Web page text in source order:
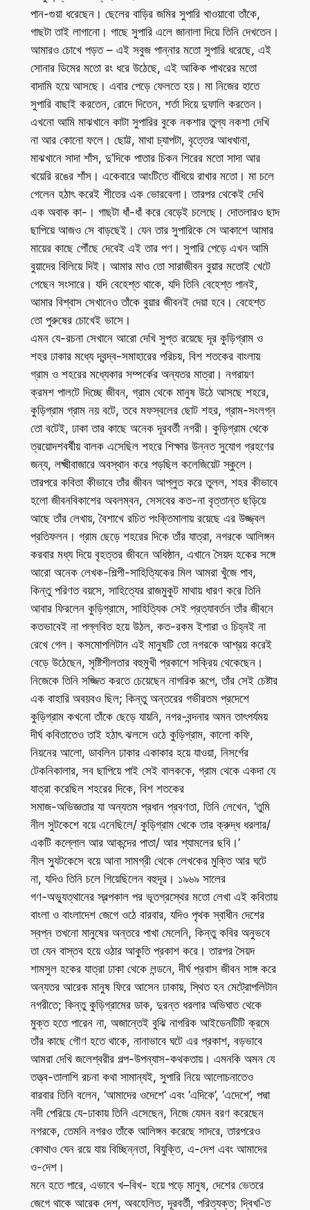
পান-গুয়া ধরেছেন। ছেলের বাড়ির জমির সুপারি খাওয়াবো তাঁকে,
গাছটা তাই লাগানো। গাছে সুপারি এলে জানালা দিয়ে তিনি দেখতেন।
আমারও চোখে পড়ত – এই সবুজ পান্নার মতো সুপারি ধরেছে, এই
সোনার ডিমের মতো রং ধরে উঠেছে, এই আকিক পাথরের মতো
বাদামি হয়ে আসছে। এবার পেড়ে ফেলতে হয়। মা নিজের হাতে
সুপারি বাছাই করতেন, রোদে দিতেন, শর্তা দিয়ে দুফালি করতেন।
এখনো আমি মাঝখানে কাটা সুপারির বুকে নকশার তুল্য নকশা দেখি
না আর কোনো ফলে। ছোট্ট, মাথা চ্যাপটা, বৃত্তের আধখানা,
মাঝখানে সাদা শাঁস, দু’দিকে পাতার চিকন শিরের মতো সাদা আর
খয়েরি রঙের শাঁস। একেবারে আংটিতে বাঁধিয়ে রাখার মতো। মা চলে
গেলেন হঠাৎ করেই শীতের এক ভোরবেলা। তারপর থেকেই দেখি
এক অবাক কা-। গাছটা ধাঁ-ধাঁ করে বেড়েই চলেছে। দোতলারও ছাদ
ছাপিয়ে আজও সে বাড়ছেই। যেন তার সুপারিকে সে আকাশে আমার
মায়ের কাছে পৌঁছে দেবেই এই তার পণ। সুপারি পেড়ে এখন আমি
বুয়াদের বিলিয়ে দিই। আমার মাও তো সারাজীবন বুয়ার মতোই খেটে
গেছেন সংসারে। যদি বেহেশ্ত থাকে, যদি তিনি বেহেশ্ত পানই,
আমার বিশ্বাস সেখানেও তাঁকে বুয়ার জীবনই দেয়া হবে। বেহেশ্ত
তো পুরুষের চোখেই ভাসে।
এমন যে-রচনা সেখানে আরো দেখি সুপ্ত রয়েছে দূর কুড়িগ্রাম ও
শহর ঢাকার মধ্যে দ্বন্দ্ব-সমাহারের পরিচয়, বিশ শতকের বাংলায়
গ্রাম ও শহরের মধ্যেকার সম্পর্কের অন্যতর মাত্রা। নগরায়ণ
ক্রমশ পালটে দিচ্ছে জীবন, গ্রাম থেকে মানুষ উঠে আসছে শহরে,
কুড়িগ্রাম গ্রাম নয় বটে, তবে মফস্বলের ছোট শহর, গ্রাম-সংলগ্ন
তো বটেই, ঢাকা তার কাছে অনেক দূরবর্তী নগরী। কুড়িগ্রাম থেকে
ত্রয়োদশবর্ষীয় বালক এসেছিল শহরে শিক্ষার উন্নত সুযোগ গ্রহণের
জন্য, লক্ষ্মীবাজারে অবস্থান করে পড়ছিল কলেজিয়েট স্কুলে।
তারপরে কবিতা কীভাবে তাঁর জীবন আপ্লুত করে তুলল, শহর কীভাবে
হলো জীবনবিকাশের অবলম্বন, সেসবের কত-না বৃত্তান্ত ছড়িয়ে
আছে তাঁর লেখায়, বৈশাখে রচিত পংক্তিমালায় রয়েছে এর উজ্জ্বল
প্রতিফলন। গ্রাম ছেড়ে শহরের দিকে তাঁর যাত্রা, নগরকে আলিঙ্গন
করবার মধ্য দিয়ে বৃহত্তর জীবনে অধিষ্ঠান, এখানে সৈয়দ হকের সঙ্গে
আরো অনেক লেখক-শিল্পী-সাহিত্যিকের মিল আমরা খুঁজে পাব,
কিন্তু পরিণত বয়সে, সাহিত্যের রাজমুকুট মাথায় ধারণ করে তিনি
আবার ফিরলেন কুড়িগ্রামে, সাহিত্যিক সেই প্রত্যাবর্তন তাঁর জীবনে
কতভাবেই না পল্লবিত হয়ে উঠল, কত-রকম ইশারা ও চিহ্নই না
রেখে গেল। কসমোপলিটান এই মানুষটি তো নগরকে আশ্রয় করেই
বেড়ে উঠেছেন, সৃষ্টিশীলতার বহুমুখী প্রকাশে সক্রিয় থেকেছেন।
নিজেকে তিনি সজ্জিত করতে চেয়েছেন নাগরিক রূপে, তাঁর সেই চেষ্টার
এক বাহারি অবয়বও ছিল; কিন্তু অন্তরের গভীরতম প্রদেশে
কুড়িগ্রাম কখনো তাঁকে ছেড়ে যায়নি, নগর-বন্দনার অমন তাৎপর্যময়
দীর্ঘ কবিতাতেও তাই হঠাৎ ঝলসে ওঠে কুড়িগ্রাম, কালো কফি,
নিয়নের আলো, ডাবলিন ঢাকার একাকার হয়ে যাওয়া, নিসর্গের
টেকনিকালার, সব ছাপিয়ে পাই সেই বালককে, গ্রাম থেকে একদা যে
যাত্রা করেছিল শহরের দিকে, বিশ শতকের
সমাজ-অভিজ্ঞতার যা অন্যতম প্রধান প্রবণতা, তিনি লেখেন, ‘তুমি
নীল সুটকেশে বয়ে এনেছিলে/ কুড়িগ্রাম থেকে তার ক্রুদ্ধ ধরলার/
একটি কল্লোল আর আকন্দের পাতা/ আর শ্যামলের ছবি।’
নীল স্যুটকেসে বয়ে আনা সামগ্রী থেকে লেখকের মুক্তি আর ঘটে
না, যদিও তিনি চলে গিয়েছিলেন বহুদূর। ১৯৬৯ সালের
গণ-অভ্যুত্থানের স্বল্পকাল পর ভূতগ্রস্থের মতো লেখা এই কবিতায়
বাংলা ও বাংলাদেশ জেগে ওঠে বারবার, যদিও পৃথক স্বাধীন দেশের
স্বপ্ন তখনো মানুষের অন্তরে পাখা মেলেনি, কিন্তু কবির অনুভবে
তা যেন বাস্তব হয়ে ওঠার আকুতি প্রকাশ করে। তারপর সৈয়দ
শামসুল হকের যাত্রা ঢাকা থেকে লন্ডনে, দীর্ঘ প্রবাস জীবন সাঙ্গ করে
অন্যতর আরেক মানুষ ফিরে আসেন ঢাকায়, স্থিত হন মেট্রোপলিটান
নগরীতে; কিন্তু কুড়িগ্রামের ডাক, দুরন্ত ধরলার অভিঘাত থেকে
মুক্ত হতে পারেন না, অজান্তেই বুঝি নাগরিক আইডেনটিটি ক্রমে
তাঁর কাছে গৌণ হতে থাকে, নানাভাবে ঘটে এর প্রকাশ, বড়ভাবে
আমরা দেখি জলেশ্বরীর গল্প-উপন্যাস-কথকতায়। এমনকি অমন যে
তত্ত্ব-তালাশি রচনা কথা সামান্যই, সুপারি নিয়ে আলোচনাতেও
বারবার তিনি বলেন, ‘আমাদের ওদেশে’ এবং ‘এদিকে’, ‘এদেশে’, পদ্মা
নদী পেরিয়ে যে-ঢাকায় তিনি এসেছেন, নিজে যেমন বরণ করেছেন
নগরকে, তেমনি নগরও তাঁকে আলিঙ্গন করেছে সাদরে, তারপরেও
কোথাও যেন রয়ে যায় বিচ্ছিন্নতা, বিযুক্তি, এ-দেশ এবং আমাদের
ও-দেশ।
মনে হতে পারে, এভাবে খ–বিখ- হয়ে পড়ে মানুষ, দেশের ভেতরে
জেগে থাকে আরেক দেশ, অবহেলিত, দূরবর্তী, পরিত্যক্ত; দ্বিখ-িত